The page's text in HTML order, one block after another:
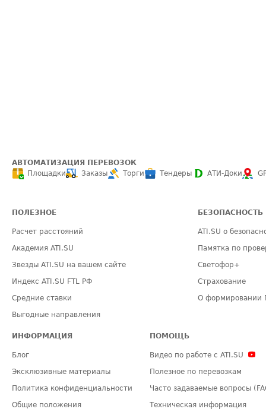
АВТОМАТИЗАЦИЯ ПЕРЕВОЗОК
Площадки
Заказы Торги Тендеры АТИ-Доки
ПОЛЕЗНОЕ
Расчет расстояний
Академия ATI.SU
Звезды ATI.SU на вашем сайте
Индекс ATI.SU FTL РФ
Средние ставки
Выгодные направления
БЕЗОПАСНОСТЬ
ATI.SU о
Памятка по
Светофор+
Страхование
О формировании
ИНФОРМАЦИЯ
Блог
Эксклюзивные материалы
Политика конфиденциальности
Общие положения
ПОМОЩЬ
Видео по работе с ATI.SU
Полезное по перевозкам
Часто задаваемые вопросы
Техническая информация